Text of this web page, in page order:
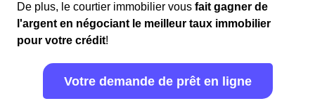
De plus, le courtier immobilier vous fait gagner de
l'argent en négociant le meilleur taux immobilier
pour votre crédit!
Votre demande de prêt en ligne